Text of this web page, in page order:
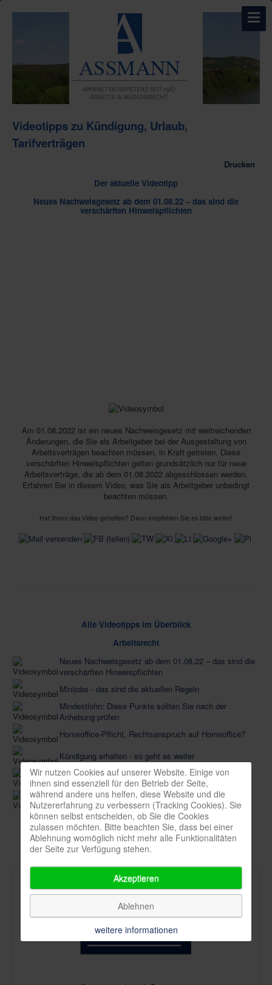
Videotipps zu Kündigung, Urlaub,
Tarifverträgen
Drucken
Der aktuelle Videotipp
Neues Nachweisgesetz ab dem 01.08.22 – das sind die
verschärften Hinweispflichten
Am 01.08.2022 ist ein neues Nachweisgesetz mit weitreichenden
Änderungen, die Sie als Arbeitgeber bei der Ausgestaltung von
Arbeitsverträgen beachten müssen, in Kraft getreten. Diese
verschärften Hinweispflichten gelten grundsätzlich nur für neue
Arbeitsverträge, die ab dem 01.08.2022 abgeschlossen werden.
Erfahren Sie in diesem Video, was Sie als Arbeitgeber unbedingt
beachten müssen.
Hat Ihnen das Video geholfen? Dann empfehlen Sie es bitte weiter!
Alle Videotipps im Überblick
Arbeitsrecht
Neues Nachweisgesetz ab dem 01.08.22 – das sind die
verschärften Hinweispflichten
Minijobs - das sind die aktuellen Regeln
Mindestlohn: Diese Punkte sollten Sie nach der
Anhebung prüfen
Homeoffice-Pflicht, Rechtsanspruch auf Homeoffice?
Kündigung erhalten - so geht es weiter
Der Arbeitsvertrag - das sollten Sie wissen
Die Abmahnung im Arbeitsrecht - so wehren Sie sich
richtig
Wir nutzen Cookies auf unserer Website. Einige von
ihnen sind essenziell für den Betrieb der Seite,
während andere uns helfen, diese Website und die
Nutzererfahrung zu verbessern (Tracking Cookies). Sie
können selbst entscheiden, ob Sie die Cookies
zulassen möchten. Bitte beachten Sie, dass bei einer
Ablehnung womöglich nicht mehr alle Funktionalitäten
der Seite zur Verfügung stehen.
Akzeptieren
Ablehnen
weitere informationen